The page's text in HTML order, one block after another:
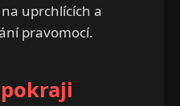
uprchlících a
pravomocí.